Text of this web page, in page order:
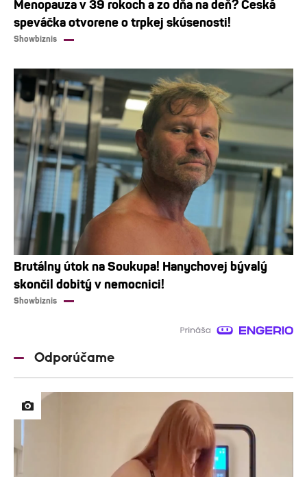
Menopauza v 39 rokoch a zo dňa na deň? Česká
speváčka otvorene o trpkej skúsenosti!
Showbiznis
Brutálny útok na Soukupa! Hanychovej bývalý
skončil dobitý v nemocnici!
Showbiznis
Odporúčame